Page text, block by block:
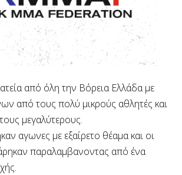
από όλη την Βόρεια Ελλάδα με
από τους πολύ μικρούς αθλητές και
μεγαλύτερους.
αγωνες με εξαίρετο θέαμα και οι
παραλαμβανοντας από ένα